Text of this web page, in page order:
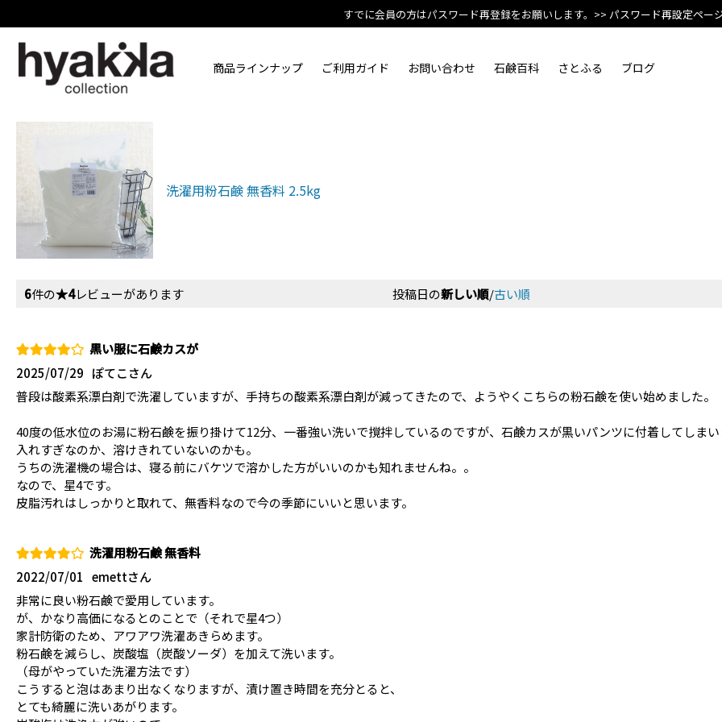
すでに会員の方はパスワード再登録をお願いします。 >> パスワード再設定ペー
商品ラインナップ ご利用ガイド お問い合わせ 石鹸百科 さとふる ブログ
洗濯用粉石鹸 無香料 2.5kg
6件の★4レビューがあります 投稿日の新しい順/古い順
黒い服に石鹸カスが
ぽてこさん
2025/07/29
普段は酸素系漂白剤で洗濯していますが、手持ちの酸素系漂白剤が減ってきたので、ようやくこちらの粉石鹸を使い始めました。
40度の低水位のお湯に粉石鹸を振り掛けて12分、一番強い洗いで撹拌しているのですが、石鹸カスが黒いパンツに付着してしま
入れすぎなのか、溶けきれていないのかも。
うちの洗濯機の場合は、寝る前にバケツで溶かした方がいいのかも知れませんね。。
なので、星4です。
皮脂汚れはしっかりと取れて、無香料なので今の季節にいいと思います。
洗濯用粉石鹸 無香料
emettさん
2022/07/01
非常に良い粉石鹸で愛用しています。
が、かなり高価になるとのことで（それで星4つ）
家計防衛のため、アワアワ洗濯あきらめます。
粉石鹸を減らし、炭酸塩（炭酸ソーダ）を加えて洗います。
（母がやっていた洗濯方法です）
こうすると泡はあまり出なくなりますが、漬け置き時間を充分とると、
とても綺麗に洗いあがります。